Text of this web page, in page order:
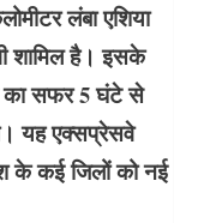
लंबा एशिया
शामिल है। इसके
का सफर 5 घंटे से
यह एक्सप्रेसवे
के कई जिलों को नई